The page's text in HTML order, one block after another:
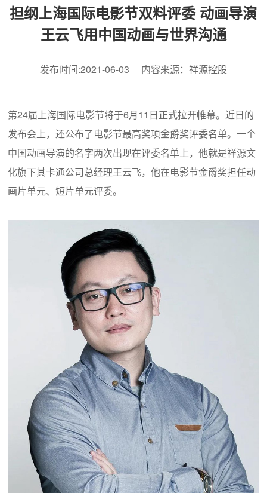
担纲上海国际电影节双料评委 动画导演
王云飞用中国动画与世界沟通
发布时间:2021-06-03 内容来源：祥源控股
第24届上海国际电影节将于6月11日正式拉开帷幕。近日的
发布会上，还公布了电影节最高奖项金爵奖评委名单。一个
中国动画导演的名字两次出现在评委名单上，他就是祥源文
化旗下其卡通公司总经理王云飞，他在电影节金爵奖担任动
画片单元、短片单元评委。